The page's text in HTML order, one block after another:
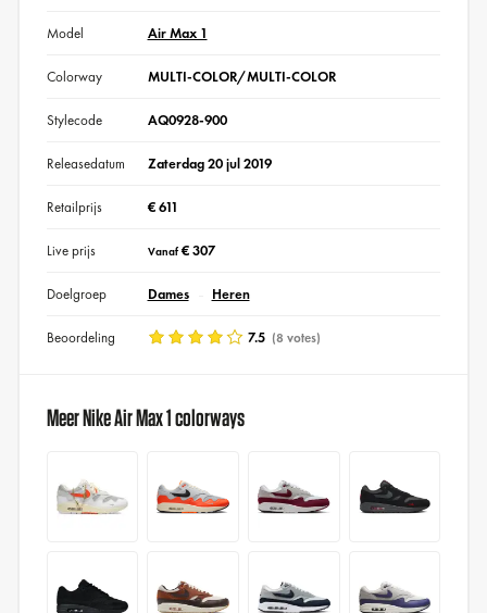
Model Air Max 1
Colorway MULTI-COLOR/MULTI-COLOR
Stylecode AQ0928-900
Releasedatum Zaterdag 20 jul 2019
Retailprijs € 611
Live prijs Vanaf€ 307
Doelgroep Dames Heren
Beoordeling 7.5 (8 votes)
Meer Nike Air Max 1 colorways